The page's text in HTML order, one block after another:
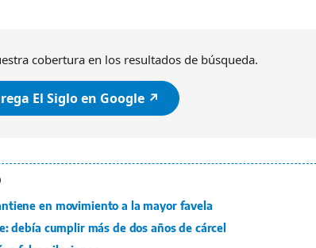
cobertura en los resultados de búsqueda.
El Siglo en Google ↗️
en movimiento a la mayor favela
debía cumplir más de dos años de cárcel